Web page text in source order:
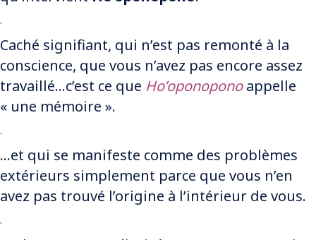
.
Caché signifiant, qui n’est pas remonté à la
conscience, que vous n’avez pas encore assez
travaillé…c’est ce que Ho’oponopono appelle
« une mémoire ».
.
…et qui se manifeste comme des problèmes
extérieurs simplement parce que vous n’en
avez pas trouvé l’origine à l’intérieur de vous.
.